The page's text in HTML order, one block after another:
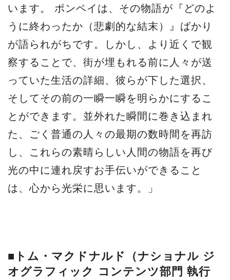
います。 ポンペイは、その物語が『どのよ
うに終わったか（悲劇的な結末）』ばかり
が語られがちです。しかし、より近くで観
察することで、街が埋もれる前に人々が送
っていた生活の詳細、彼らが下した選択、
そしてその前の一瞬一瞬を明らかにするこ
とができます。並外れた瞬間に巻き込まれ
た、ごく普通の人々の最期の数時間を再訪
し、これらの素晴らしい人間の物語を再び
光の中に連れ戻すお手伝いができること
は、心から光栄に思います。」
■トム・マクドナルド（ナショナル ジ
オグラフィック コンテンツ部門 執行